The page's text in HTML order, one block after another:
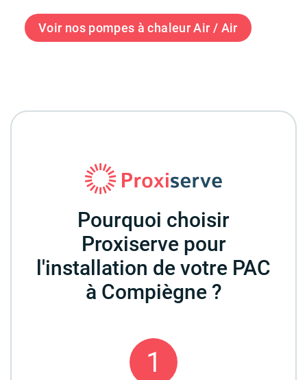
Voir nos pompes à chaleur Air / Air
Pourquoi choisir
Proxiserve pour
l'installation de votre PAC
à Compiègne ?
1